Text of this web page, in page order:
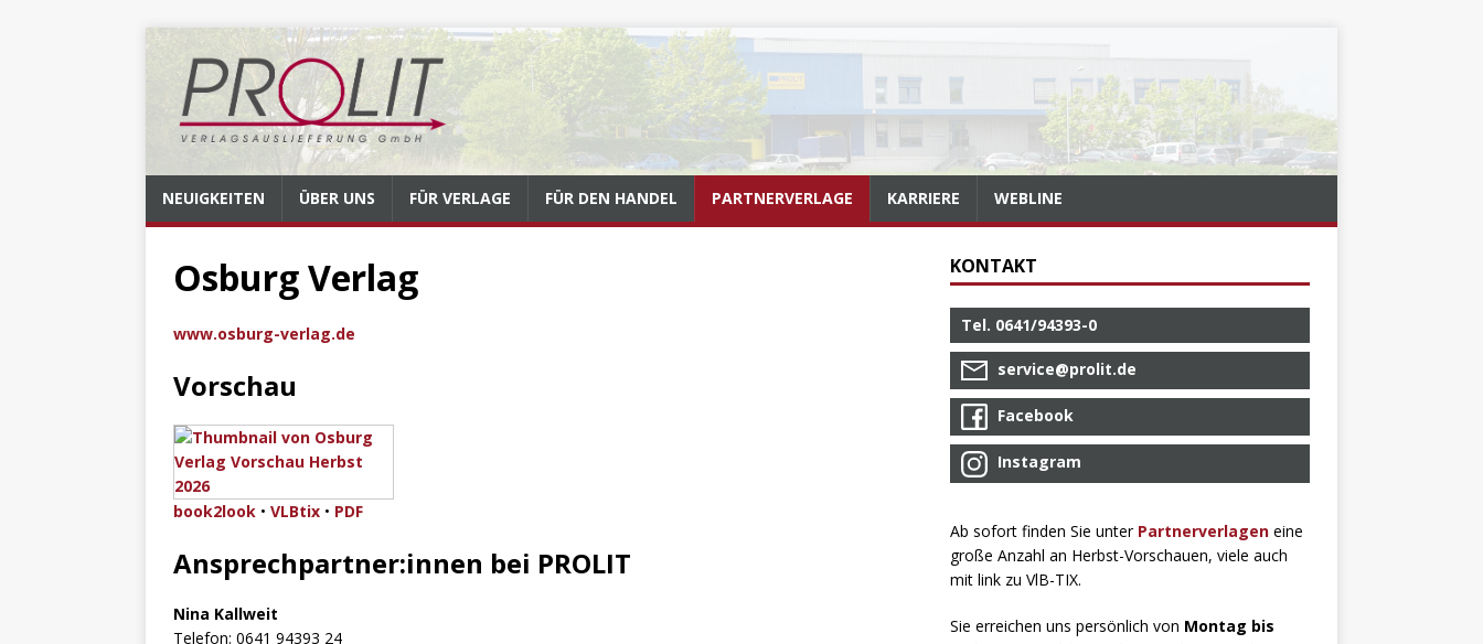
NEUIGKEITEN ÜBER UNS FÜR VERLAGE FÜR DEN HANDEL PARTNERVERLAGE KARRIERE WEBLINE
Osburg Verlag
www.osburg-verlag.de
Vorschau
book2look • VLBtix • PDF
Ansprechpartner:innen bei PROLIT
Nina Kallweit
Telefon: 0641 94393 24
KONTAKT
Tel. 0641/94393-0
service@prolit.de
Facebook
Instagram
Ab sofort finden Sie unter Partnerverlageneine
große Anzahl an Herbst-Vorschauen, viele auch
mit link zu VlB-TIX.
Sie erreichen uns persönlich von Montag bis